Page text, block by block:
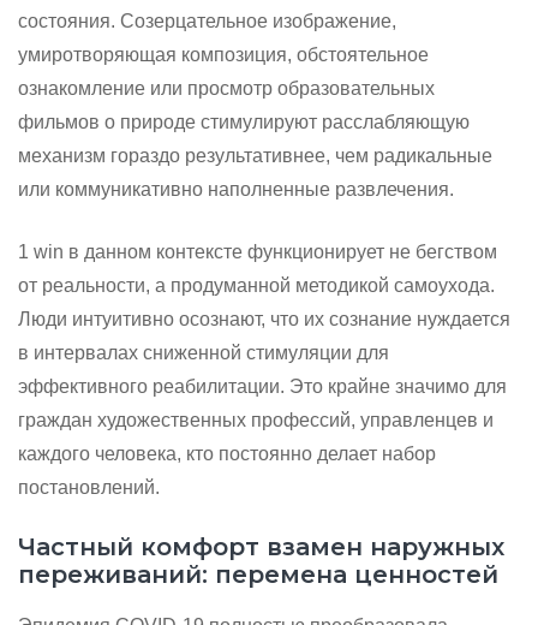
состояния. Созерцательное изображение,
умиротворяющая композиция, обстоятельное
ознакомление или просмотр образовательных
фильмов о природе стимулируют расслабляющую
механизм гораздо результативнее, чем радикальные
или коммуникативно наполненные развлечения.
1 win в данном контексте функционирует не бегством
от реальности, а продуманной методикой самоухода.
Люди интуитивно осознают, что их сознание нуждается
в интервалах сниженной стимуляции для
эффективного реабилитации. Это крайне значимо для
граждан художественных профессий, управленцев и
каждого человека, кто постоянно делает набор
постановлений.
Частный комфорт взамен наружных
переживаний: перемена ценностей